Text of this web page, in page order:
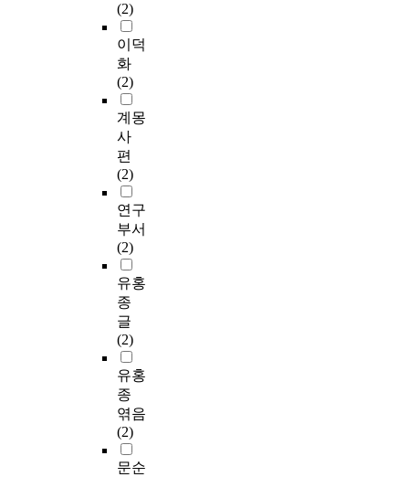
(2)
이덕
화
(2)
계몽
사
편
(2)
연구
부서
(2)
유홍
종
글
(2)
유홍
종
엮음
(2)
문순